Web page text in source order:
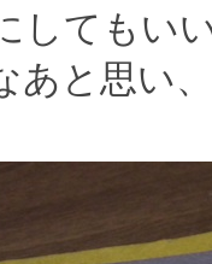
してもい
あと思い